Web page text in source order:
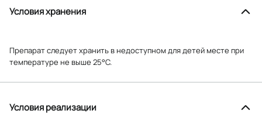
Условия хранения
Препарат следует хранить в недоступном для детей месте при
температуре не выше 25°C.
Условия реализации